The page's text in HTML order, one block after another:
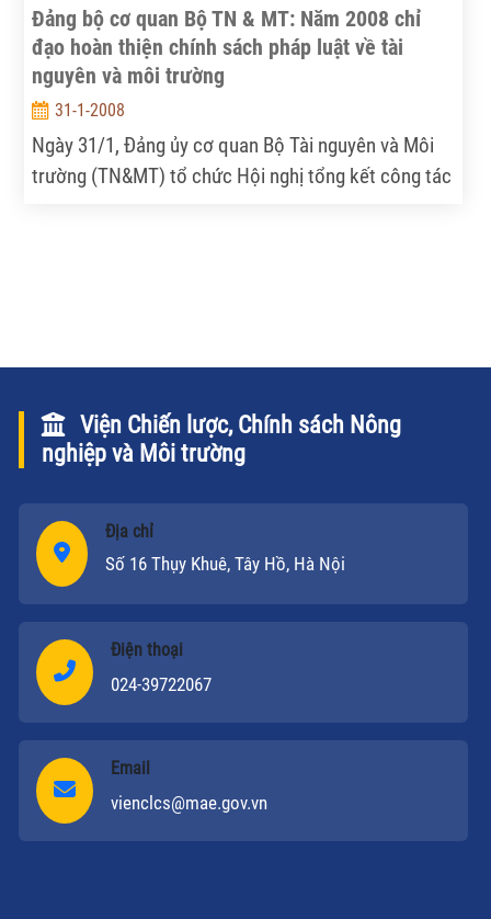
Đảng bộ cơ quan Bộ TN & MT: Năm 2008 chỉ
đạo hoàn thiện chính sách pháp luật về tài
nguyên và môi trường
31-1-2008
Ngày 31/1, Đảng ủy cơ quan Bộ Tài nguyên và Môi
trường (TN&MT) tổ chức Hội nghị tổng kết công tác
Viện Chiến lược, Chính sách Nông
nghiệp và Môi trường
Địa chỉ
Số 16 Thụy Khuê, Tây Hồ, Hà Nội
Điện thoại
024-39722067
Email
vienclcs@mae.gov.vn